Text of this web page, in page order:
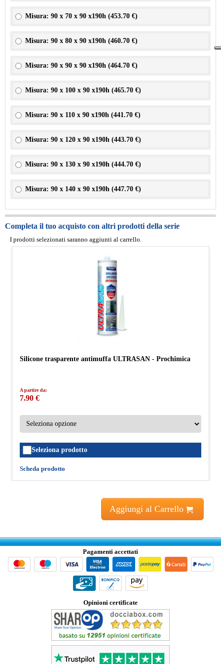
Misura: 90 x 70 x 90 x190h (453.70 €)
Misura: 90 x 80 x 90 x190h (460.70 €)
Misura: 90 x 90 x 90 x190h (464.70 €)
Misura: 90 x 100 x 90 x190h (465.70 €)
Misura: 90 x 110 x 90 x190h (441.70 €)
Misura: 90 x 120 x 90 x190h (443.70 €)
Misura: 90 x 130 x 90 x190h (444.70 €)
Misura: 90 x 140 x 90 x190h (447.70 €)
Completa il tuo acquisto con altri prodotti della serie
I prodotti selezionati saranno aggiunti al carrello.
Silicone trasparente antimuffa ULTRASAN - Prochimica
A partire da:
7.90 €
Seleziona prodotto
Scheda prodotto
Aggiungi al Carrello
Pagamenti accettati
Opinioni certificate